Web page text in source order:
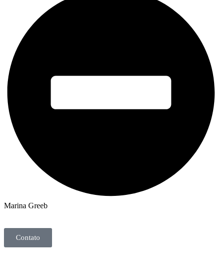
Marina Greeb
Contato